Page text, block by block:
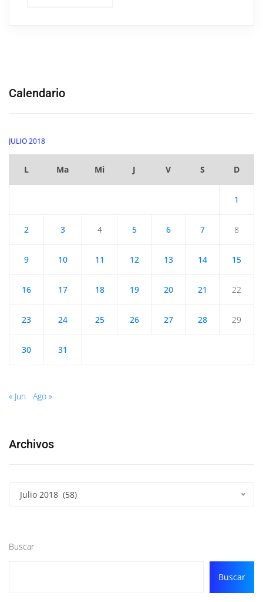
Calendario
JULIO 2018
L Ma Mi J V S D
1
2 3 4 5 6 7 8
9 10 11 12 13 14 15
16 17 18 19 20 21 22
23 24 25 26 27 28 29
30 31
« Jun Ago »
Archivos
Julio 2018 (58)
Buscar
Buscar